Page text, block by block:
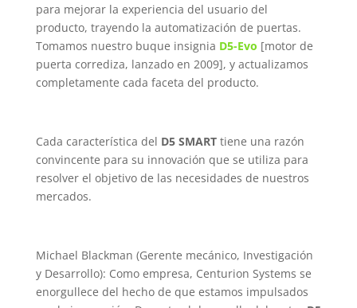
para mejorar la experiencia del usuario del
producto, trayendo la automatización de puertas.
Tomamos nuestro buque insignia D5-Evo [motor de
puerta corrediza, lanzado en 2009], y actualizamos
completamente cada faceta del producto.
Cada característica del D5 SMARTtiene una razón
convincente para su innovación que se utiliza para
resolver el objetivo de las necesidades de nuestros
mercados.
Michael Blackman (Gerente mecánico, Investigación
y Desarrollo): Como empresa, Centurion Systems se
enorgullece del hecho de que estamos impulsados